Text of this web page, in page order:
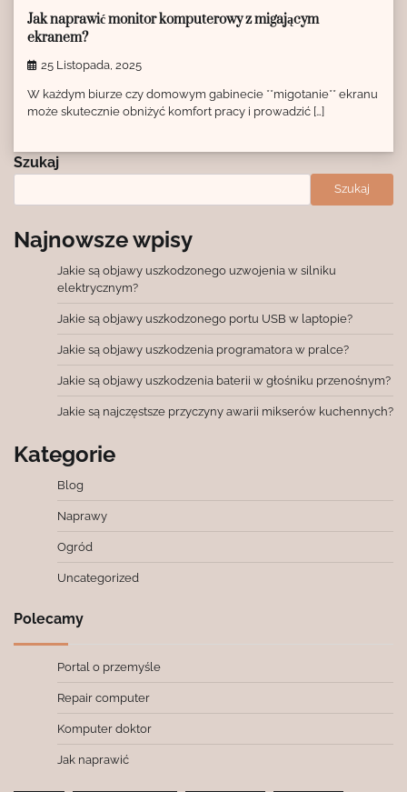
Jak naprawić monitor komputerowy z migającym
ekranem?
25 Listopada, 2025
W każdym biurze czy domowym gabinecie **migotanie** ekranu
może skutecznie obniżyć komfort pracy i prowadzić […]
Szukaj
Szukaj
Najnowsze wpisy
Jakie są objawy uszkodzonego uzwojenia w silniku
elektrycznym?
Jakie są objawy uszkodzonego portu USB w laptopie?
Jakie są objawy uszkodzenia programatora w pralce?
Jakie są objawy uszkodzenia baterii w głośniku przenośnym?
Jakie są najczęstsze przyczyny awarii mikserów kuchennych?
Kategorie
Blog
Naprawy
Ogród
Uncategorized
Polecamy
Portal o przemyśle
Repair computer
Komputer doktor
Jak naprawić